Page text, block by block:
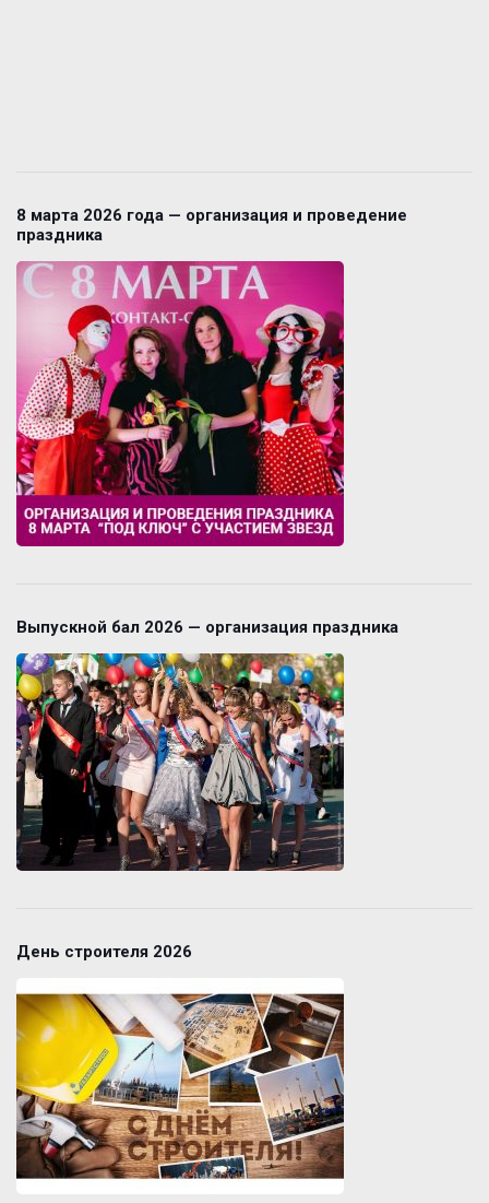
8 марта 2026 года — организация и проведение
праздника
Выпускной бал 2026 — организация праздника
День строителя 2026